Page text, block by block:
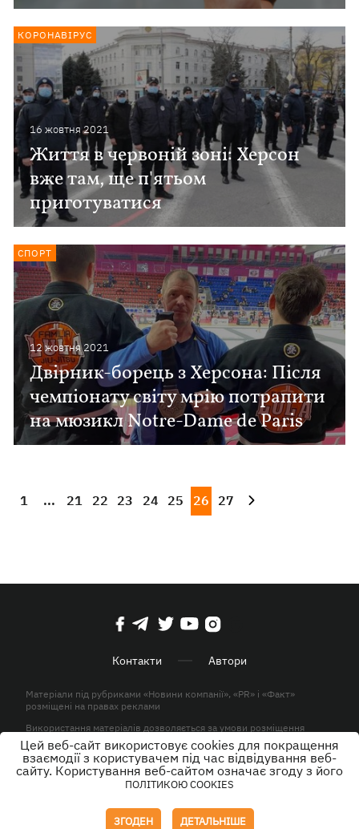
16 жовтня 2021
Життя в червоній зоні: Херсон
вже там, ще п'ятьом
приготуватися
КОРОНАВІРУС
12 жовтня 2021
Двірник-борець з Херсона: Після
чемпіонату світу мрію потрапити
на мюзикл Notre-Dame de Paris
СПОРТ
1 ... 21 22 23 24 25 26 27
Контакти Автори
Матеріали під рубриками «Новини компанії», «PR» і «Факт»
розміщені на правах реклами
Використання матеріалів дозволяється за умови розміщення
активного гіперпосилання на KP.UA в першому абзаці.
© ТОВ «ЮЛАВ МЕДІА» 2026. Всі права захищені.
Цей веб-сайт використовує cookies для покращення
взаємодії з користувачем під час відвідування веб-
сайту. Користування веб-сайтом означає згоду з його
ПОЛІТИКОЮ COOKIES
ЗГОДЕН ДЕТАЛЬНІШЕ